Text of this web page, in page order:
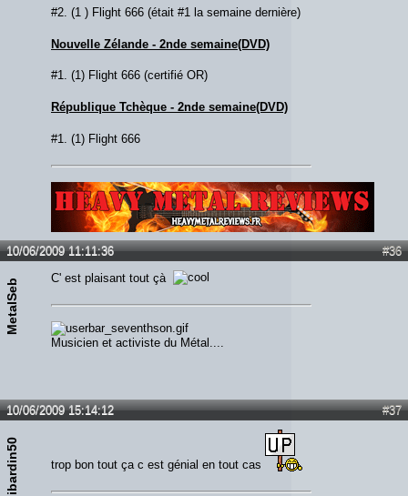
#2. (1 ) Flight 666 (était #1 la semaine dernière)
Nouvelle Zélande - 2nde semaine(DVD)
#1. (1) Flight 666 (certifié OR)
République Tchèque - 2nde semaine(DVD)
#1. (1) Flight 666
Lien :http://heavymetalreviews.fr/
#36
10/06/2009 11:11:36
MetalSeb C' est plaisant tout çà
Musicien et activiste du Métal....
#37
10/06/2009 15:14:12
ibardin50 trop bon tout ça c est génial en tout cas